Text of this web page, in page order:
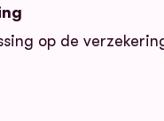
op de